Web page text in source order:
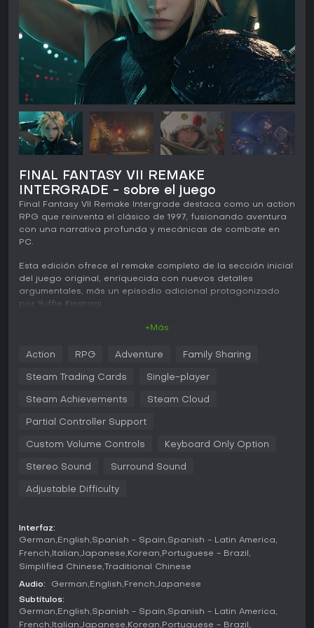
FINAL FANTASY VII REMAKE
INTERGRADE - sobre el juego
Final Fantasy VII Remake Intergrade destaca como un action
RPG que reinventa el clásico de 1997, fusionando aventura
con una narrativa profunda y mecánicas de combate en
PC.
Esta edición ofrece el remake completo de la sección inicial
del juego original, enriquecida con nuevos detalles
argumentales, más un episodio adicional protagonizado
por Yuffie Kisaragi.
combate híbrido que une acción en tiempo real con
decisiones por comandos, permitiendo cambiar entre
miembros del party durante las batallas.
lanzar habilidades, hechizos y limit breaks, mientras se
resuelve puzles ligeros y aborda misiones secundarias
Avalanche y Shinra Electric Power Company.
personajes para personalizar magia y habilidades,
aportando profundidad estratégica a las composiciones
del grupo.
Modos de juego
El modo historia principal sigue a Cloud Strife y sus aliados
en los eventos de Midgar, integrando misiones principales y
contenido opcional.
+Más
Action RPG Adventure Family Sharing
Steam Trading Cards Single-player
Steam Achievements Steam Cloud
Partial Controller Support
Custom Volume Controls Keyboard Only Option
Stereo Sound Surround Sound
Adjustable Difficulty
Interfaz:
German English Spanish - Spain Spanish - Latin America
French Italian Japanese Korean Portuguese - Brazil
Simplified Chinese
Traditional Chinese
Audio: German English French Japanese
Subtítulos:
German English Spanish - Spain Spanish - Latin America
French Italian Japanese Korean Portuguese - Brazil